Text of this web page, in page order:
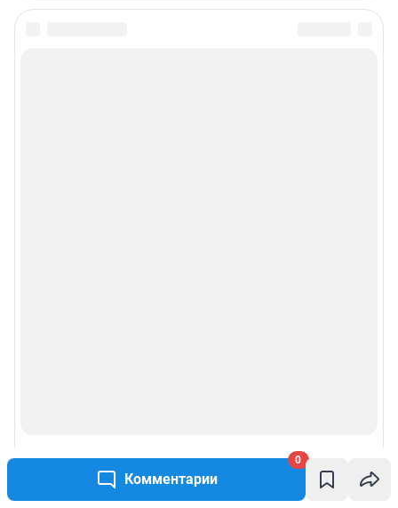
Комментарии
0